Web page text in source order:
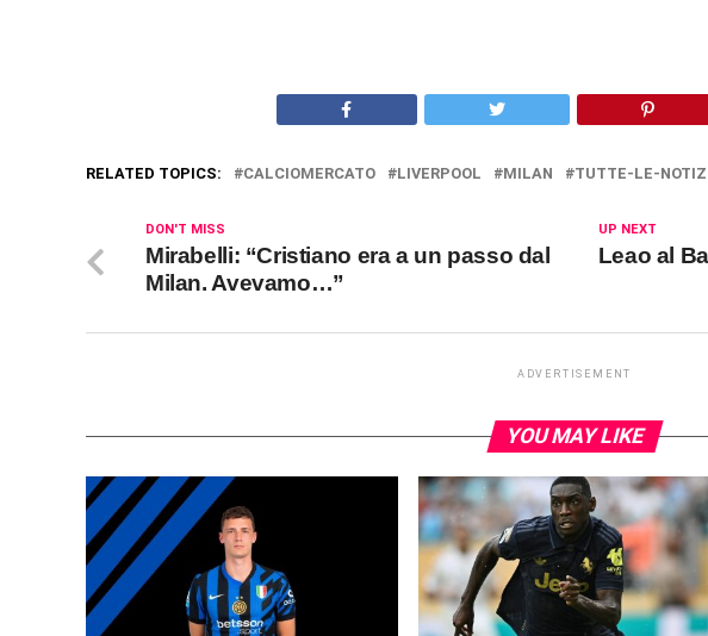
RELATED TOPICS: CALCIOMERCATO LIVERPOOL MILAN TUTTE-LE-
UP NEXT
Leao al
DON'T MISS
Mirabelli: “Cristiano era a un passo dal
Milan. Avevamo…”
ADVERTISEMENT
YOU MAY LIKE